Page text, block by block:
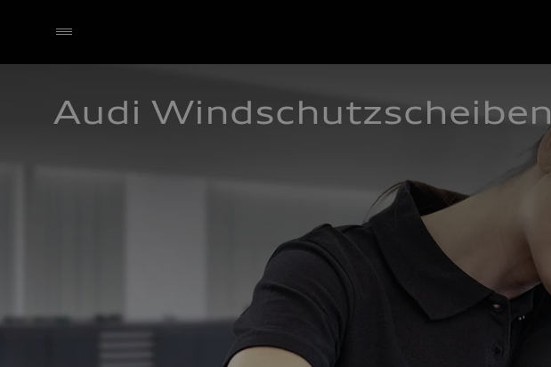
Audi Windschutzscheiben